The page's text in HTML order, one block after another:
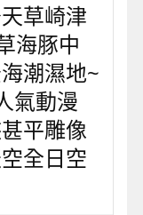
草崎津
海豚中
潮濕地~
氣動漫
平雕像
全日空